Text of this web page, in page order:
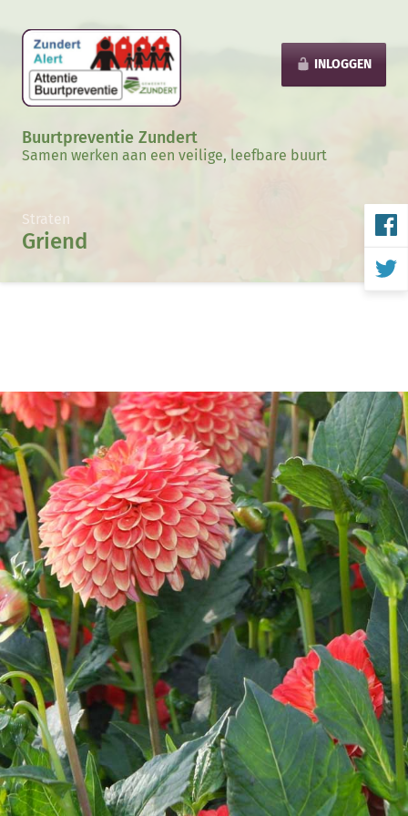
INLOGGEN
Buurtpreventie Zundert
Samen werken aan een veilige, leefbare buurt
Straten
Griend